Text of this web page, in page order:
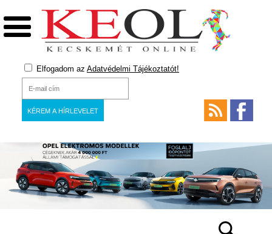
Elfogadom az Adatvédelmi Tájékoztatót!